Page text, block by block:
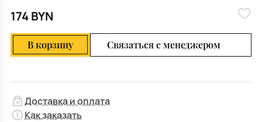
174 BYN
В корзину Связаться с менеджером
Доставка и оплата
Как заказать